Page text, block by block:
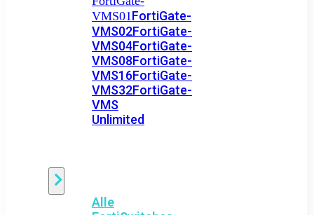
VMS01FortiGate-
VMS02FortiGate-
VMS04FortiGate-
VMS08FortiGate-
VMS16FortiGate-
VMS32FortiGate-
VMS
Unlimited
Alle